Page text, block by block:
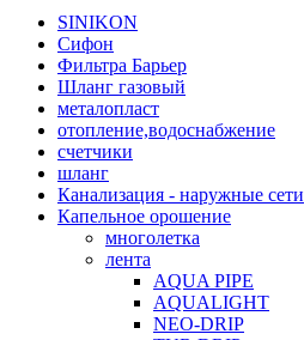
SINIKON
Сифон
Фильтра Барьер
Шланг газовый
металопласт
отопление,водоснабжение
счетчики
шланг
Канализация - наружные сети
Капельное орошение
многолетка
лента
AQUA PIPE
AQUALIGHT
NEO-DRIP